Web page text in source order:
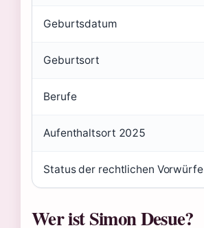
Geburtsdatum
Geburtsort
Berufe
Aufenthaltsort 2025
Status der rechtlichen Vorwürfe
Wer ist Simon Desue?